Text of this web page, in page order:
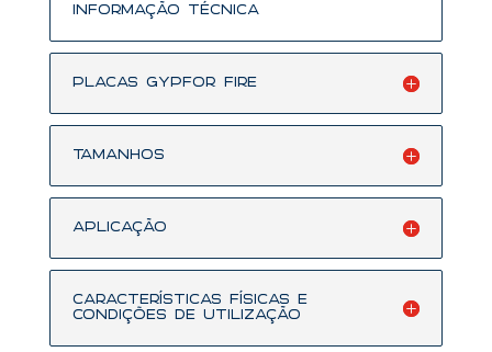
Informação Técnica
Placas GYPFOR fire
Tamanhos
Aplicação
CARACTERÍSTICAS FÍSICAS E
CONDIÇÕES DE UTILIZAÇÃO